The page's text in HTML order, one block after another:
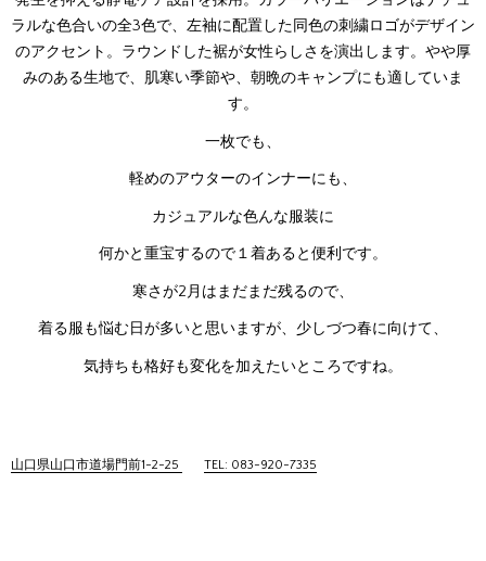
ラルな色合いの全3色で、左袖に配置した同色の刺繍ロゴがデザイン
のアクセント。ラウンドした裾が女性らしさを演出します。やや厚
みのある生地で、肌寒い季節や、朝晩のキャンプにも適していま
す。
一枚でも、
軽めのアウターのインナーにも、
カジュアルな色んな服装に
何かと重宝するので１着あると便利です。
寒さが2月はまだまだ残るので、
着る服も悩む日が多いと思いますが、少しづつ春に向けて、
気持ちも格好も変化を加えたいところですね。
山口県山口市道場門前1-2-25 TEL: 083-920-7335